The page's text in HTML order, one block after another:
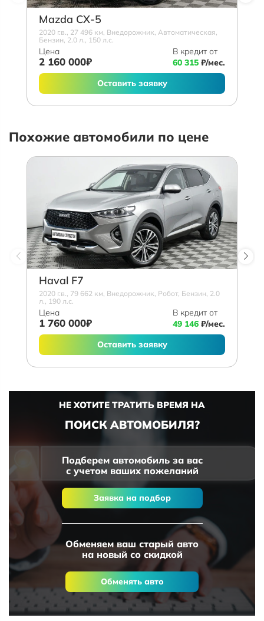
Mazda СХ-5
2020 г.в., 27 496 км, Внедорожник, Автоматическая,
Бензин, 2.0 л., 150 л.с.
Цена
2 160 000₽
В кредит от
60 315 ₽/мес.
Оставить заявку
Похожие автомобили по цене
Haval F7
2020 г.в., 79 662 км, Внедорожник, Робот, Бензин, 2.0
л., 190 л.с.
Цена
1 760 000₽
В кредит от
49 146 ₽/мес.
Оставить заявку
НЕ ХОТИТЕ ТРАТИТЬ ВРЕМЯ НА
ПОИСК АВТОМОБИЛЯ?
Подберем автомобиль за вас
с учетом ваших пожеланий
Заявка на подбор
Обменяем ваш старый авто
на новый со скидкой
Обменять авто